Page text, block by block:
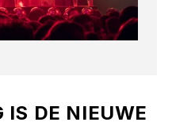
IS DE NIEUWE